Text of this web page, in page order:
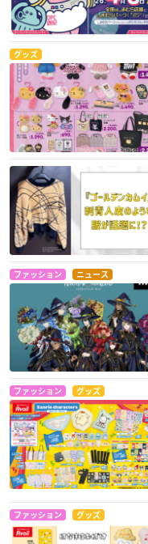
グッズ
ファッション ニュース
ファッション グッズ
ファッション グッズ